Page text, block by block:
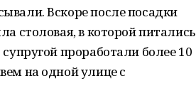
Вскоре после посадки
столовая, в которой питались
проработали более 10
на одной улице с